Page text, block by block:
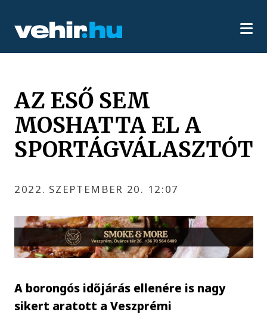
AZ ESŐ SEM
MOSHATTA EL A
SPORTÁGVÁLASZTÓT
2022. SZEPTEMBER 20. 12:07
A borongós időjárás ellenére is nagy
sikert aratott a Veszprémi